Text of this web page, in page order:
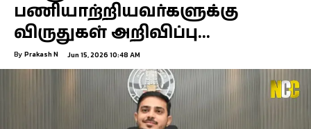
பணியாற்றியவர்களுக்கு
விருதுகள் அறிவிப்பு…
By Prakash N Jun 15, 2026 10:48 AM